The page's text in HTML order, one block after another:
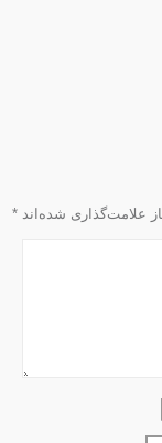
علامت‌گذاری شده‌اند *